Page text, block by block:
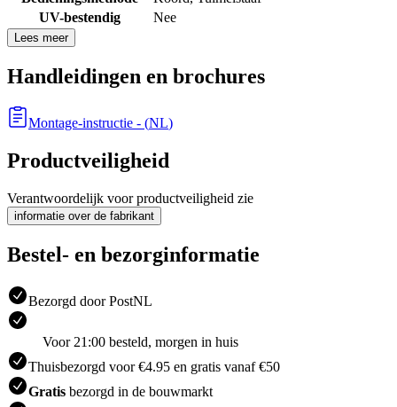
UV-bestendig
Nee
Lees meer
Handleidingen en brochures
Montage-instructie - (NL)
Productveiligheid
Verantwoordelijk voor productveiligheid zie
informatie over de fabrikant
Bestel- en bezorginformatie
Bezorgd door PostNL
Voor 21:00 besteld, morgen in huis
Thuisbezorgd voor €4.95 en gratis vanaf €50
Gratis bezorgd in de bouwmarkt